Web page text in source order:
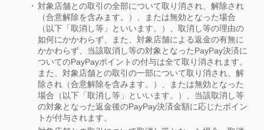
対象店舗との取引の全部について取り消され、解除され
（合意解除を含みます。）、または無効となった場合
（以下「取消し等」といいます。）、取消し等の理由の
如何にかかわらず、また、対象店舗による返金の有無に
かかわらず、当該取消し等の対象となったPayPay決済に
ついてのPayPayポイントの付与は全て取り消されます。
また、対象店舗との取引の一部について取り消され、解
除され（合意解除を含みます。）、または無効となった
場合（以下「取消し等」といいます。）、当該取消し等
の対象となった返金後のPayPay決済金額に応じたポイン
トが付与されます。